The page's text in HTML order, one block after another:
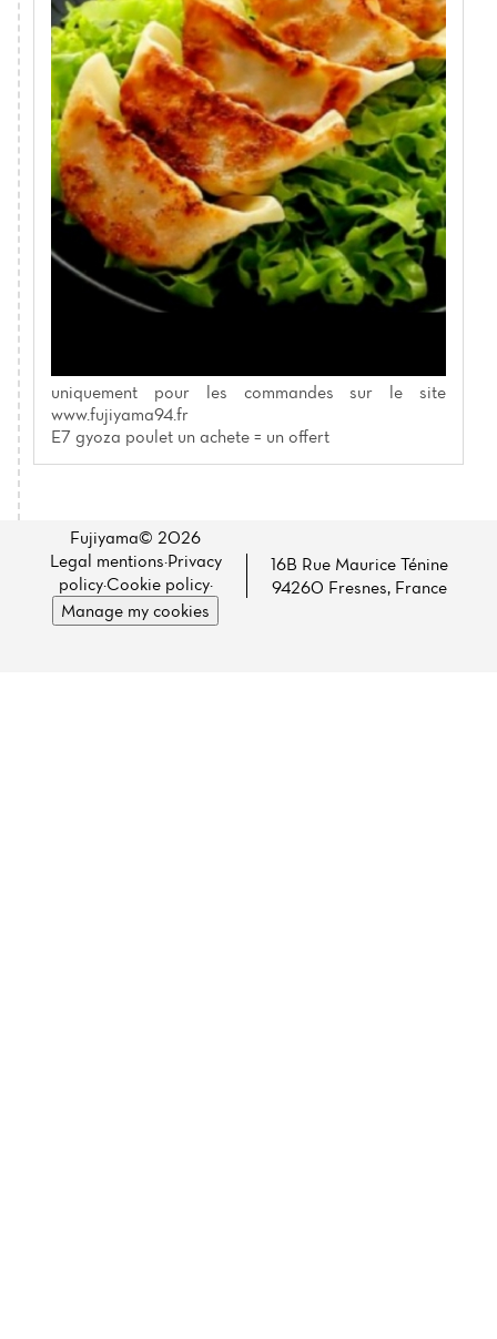
uniquement pour les commandes sur le site
www.fujiyama94.fr
E7 gyoza poulet un achete = un offert
Fujiyama© 2026
Legal mentions·Privacy
policy·Cookie policy·
Manage my cookies
16B Rue Maurice Ténine
94260 Fresnes, France
Home
Menu
Reviews